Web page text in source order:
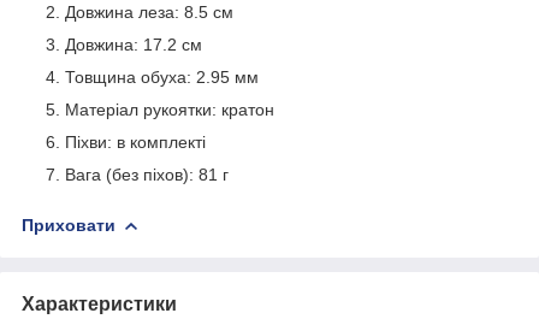
Довжина леза: 8.5 см
Довжина: 17.2 см
Товщина обуха: 2.95 мм
Матеріал рукоятки: кратон
Піхви: в комплекті
Вага (без піхов): 81 г
Приховати
Характеристики